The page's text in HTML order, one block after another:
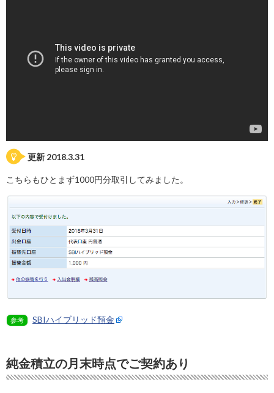
更新 2018.3.31
こちらもひとまず1000円分取引してみました。
参考 SBIハイブリッド預金
純金積立の月末時点でご契約あり